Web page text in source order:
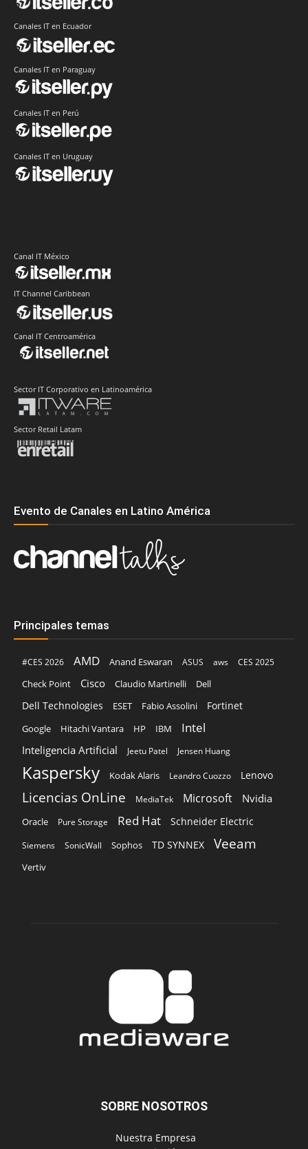
Canales IT en Ecuador
Canales IT en Paraguay
Canales IT en Perú
Canales IT en Uruguay
Canal IT México
IT Channel Caribbean
Canal IT Centroamérica
Sector IT Corporativo en Latinoamérica
Sector Retail Latam
Evento de Canales en Latino América
Principales temas
#CES 2026 AMD Anand Eswaran ASUS aws
CES 2025
Check Point
Cisco Claudio Martinelli Dell
Dell Technologies ESET Fabio Assolini Fortinet
Google Hitachi Vantara HP IBM Intel
Inteligencia Artificial Jeetu Patel Jensen Huang
Kaspersky Kodak Alaris Leandro Cuozzo Lenovo
Licencias OnLine MediaTek Microsoft Nvidia
Oracle Pure Storage Red Hat Schneider Electric
Siemens SonicWall Sophos TD SYNNEX Veeam
Vertiv
SOBRE NOSOTROS
‎ Nuestra Empresa